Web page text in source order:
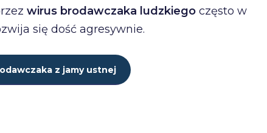
wirus brodawczaka ludzkiego często w
się dość agresywnie.
z jamy ustnej